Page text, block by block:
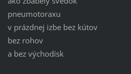
pneumotoraxu
v prázdnej izbe bez kútov
bez rohov
a bez východísk